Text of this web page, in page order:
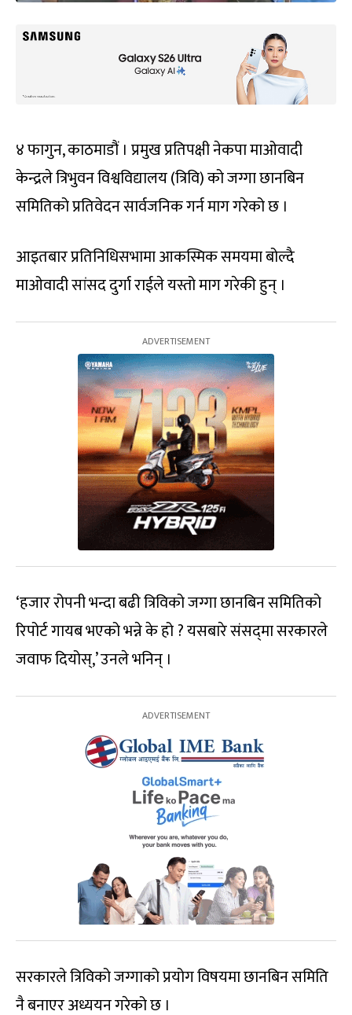
४ फागुन, काठमाडौं । प्रमुख प्रतिपक्षी नेकपा माओवादी
केन्द्रले त्रिभुवन विश्वविद्यालय (त्रिवि) को जग्गा छानबिन
समितिको प्रतिवेदन सार्वजनिक गर्न माग गरेको छ ।
आइतबार प्रतिनिधिसभामा आकस्मिक समयमा बोल्दै
माओवादी सांसद दुर्गा राईले यस्तो माग गरेकी हुन् ।
‘हजार रोपनी भन्दा बढी त्रिविको जग्गा छानबिन समितिको
रिपोर्ट गायब भएको भन्ने के हो ? यसबारे संसद्‍मा सरकारले
जवाफ दियोस्,’ उनले भनिन् ।
सरकारले त्रिविको जग्गाको प्रयोग विषयमा छानबिन समिति
नै बनाएर अध्ययन गरेको छ ।